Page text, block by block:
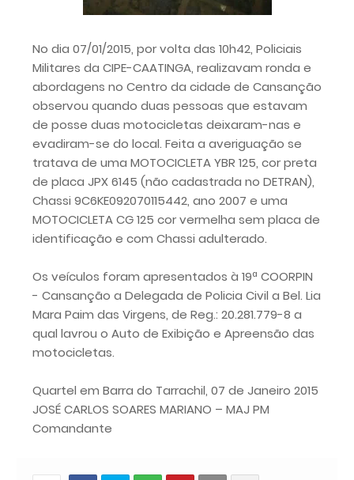
No dia 07/01/2015, por volta das 10h42, Policiais
Militares da CIPE-CAATINGA, realizavam ronda e
abordagens no Centro da cidade de Cansanção
observou quando duas pessoas que estavam
de posse duas motocicletas deixaram-nas e
evadiram-se do local. Feita a averiguação se
tratava de uma MOTOCICLETA YBR 125, cor preta
de placa JPX 6145 (não cadastrada no DETRAN),
Chassi 9C6KE092070115442, ano 2007 e uma
MOTOCICLETA CG 125 cor vermelha sem placa de
identificação e com Chassi adulterado.
Os veículos foram apresentados à 19ª COORPIN
- Cansanção a Delegada de Policia Civil a Bel. Lia
Mara Paim das Virgens, de Reg.: 20.281.779-8 a
qual lavrou o Auto de Exibição e Apreensão das
motocicletas.
Quartel em Barra do Tarrachil, 07 de Janeiro 2015
JOSÉ CARLOS SOARES MARIANO – MAJ PM
Comandante